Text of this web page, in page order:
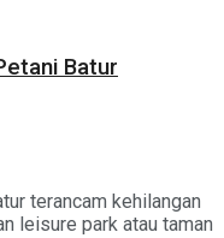
Batur
terancam kehilangan
leisure park atau taman